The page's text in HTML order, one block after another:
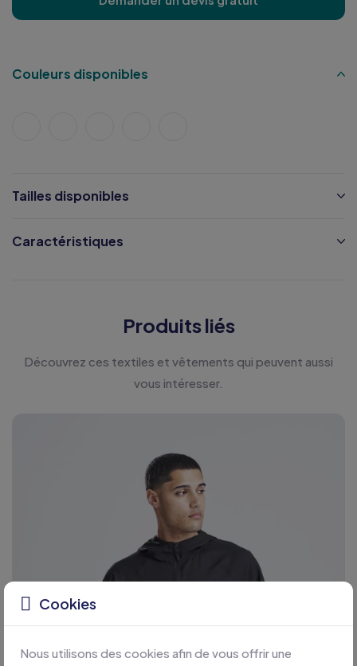
Couleurs disponibles
Tailles disponibles
Caractéristiques
Produits liés
Découvrez ces textiles et vêtements qui peuvent aussi
vous intéresser.
Cookies
Nous utilisons des cookies afin de vous offrir une